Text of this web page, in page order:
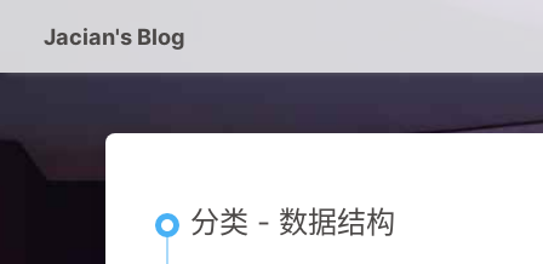
Jacian's Blog
分类 - 数据结构